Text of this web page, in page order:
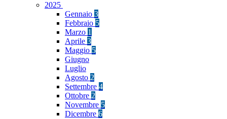
2025
Gennaio 3
Febbraio 5
Marzo 1
Aprile 3
Maggio 5
Giugno
Luglio
Agosto 2
Settembre 4
Ottobre 2
Novembre 5
Dicembre 6